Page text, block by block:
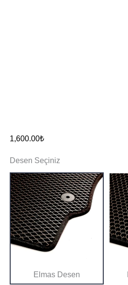
1,600.00₺
Desen Seçiniz
Elmas Desen